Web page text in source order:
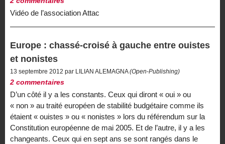
Vidéo de l’association Attac
Europe : chassé-croisé à gauche entre ouistes
et nonistes
13 septembre 2012 par LILIAN ALEMAGNA(Open-Publishing)
2 commentaires
D’un côté il y a les constants. Ceux qui diront « oui » ou
« non » au traité européen de stabilité budgétaire comme ils
étaient « ouistes » ou « nonistes » lors du référendum sur la
Constitution européenne de mai 2005. Et de l’autre, il y a les
changeants. Ceux qui en sept ans se sont rangés dans le